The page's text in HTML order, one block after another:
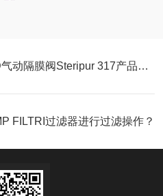
SAMSON SED气动隔膜阀Steripur 317产品特点
FILTRI过滤器进行过滤操作？